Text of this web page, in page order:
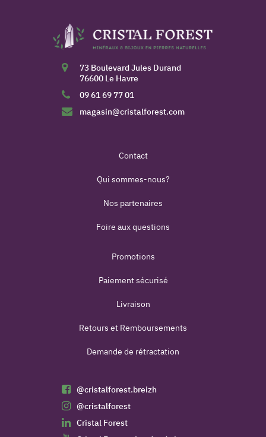
73 Boulevard Jules Durand
76600 Le Havre
09 61 69 77 01
magasin@cristalforest.com
Contact
Qui sommes-nous?
Nos partenaires
Foire aux questions
Promotions
Paiement sécurisé
Livraison
Retours et Remboursements
Demande de rétractation
@cristalforest.breizh
@cristalforest
Cristal Forest